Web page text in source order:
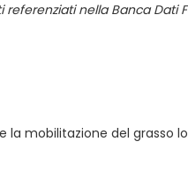
nella Banca Dati
mobilitazione del grasso